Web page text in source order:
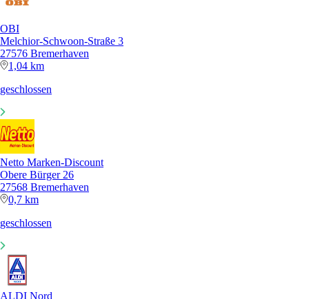
OBI
Melchior-Schwoon-Straße 3
27576 Bremerhaven
1,04 km
geschlossen
Netto Marken-Discount
Obere Bürger 26
27568 Bremerhaven
0,7 km
geschlossen
ALDI Nord